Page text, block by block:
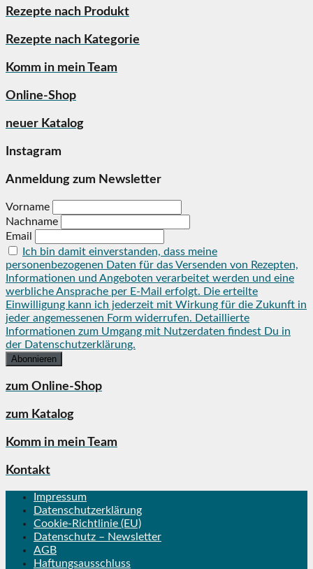
Kategorie
Rezepte nach Produkt
Rezepte nach Kategorie
Komm in mein Team
Online-Shop
neuer Katalog
Instagram
Anmeldung zum Newsletter
Vorname
Nachname
Email
Ich bin damit einverstanden, dass meine
personenbezogenen Daten für das Versenden von Rezepten,
Informationen und Angeboten verarbeitet werden und eine
werbliche Ansprache per E-Mail erfolgt. Die erteilte
Einwilligung kann ich jederzeit mit Wirkung für die Zukunft in
jeder angemessenen Form widerrufen. Detaillierte
Informationen zum Umgang mit Nutzerdaten findest Du in
der Datenschutzerklärung.
zum Online-Shop
zum Katalog
Komm in mein Team
Kontakt
Impressum
Datenschutzerklärung
Cookie-Richtlinie (EU)
Datenschutz – Newsletter
AGB
Haftungsausschluss